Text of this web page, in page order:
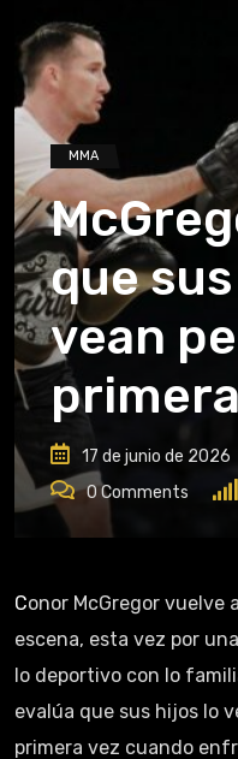
MMA
que
vean
17 de junio de 2026
0Comments
Conor McGregor vuelve a estar en el centro de la
escena, esta vez por
lo deportivo con lo
evalúa que sus hijos lo
primera vez cuando